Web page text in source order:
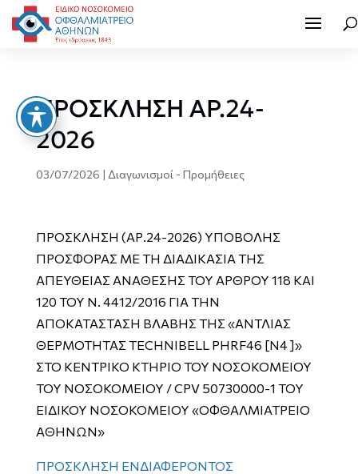
ΠΡΟΣΚΛΗΣΗ ΑΡ.24-
2026
03/07/2026 | Διαγωνισμοί - Προμήθειες
ΠΡΟΣΚΛΗΣΗ (ΑΡ.24-2026) ΥΠΟΒΟΛΗΣ
ΠΡΟΣΦΟΡΑΣ ΜΕ ΤΗ ΔΙΑΔΙΚΑΣΙΑ ΤΗΣ
ΑΠΕΥΘΕΙΑΣ ΑΝΑΘΕΣΗΣ ΤΟΥ ΑΡΘΡΟΥ 118 ΚΑΙ
120 ΤΟΥ Ν. 4412/2016 ΓΙΑ ΤΗΝ
ΑΠΟΚΑΤΑΣΤΑΣΗ ΒΛΑΒΗΣ ΤΗΣ «ΑΝΤΛΙΑΣ
ΘΕΡΜΟΤΗΤΑΣ TECHNIBELL PHRF46 [N4 ]»
ΣΤΟ ΚΕΝΤΡΙΚΟ ΚΤΗΡΙΟ ΤΟΥ ΝΟΣΟΚΟΜΕΙΟΥ
ΤΟΥ ΝΟΣΟΚΟΜΕΙΟΥ / CPV 50730000-1 ΤΟΥ
ΕΙΔΙΚΟΥ ΝΟΣΟΚΟΜΕΙΟΥ «ΟΦΘΑΛΜΙΑΤΡΕΙΟ
ΑΘΗΝΩΝ»
ΠΡΟΣΚΛΗΣΗ ΕΝΔΙΑΦΕΡΟΝΤΟΣ